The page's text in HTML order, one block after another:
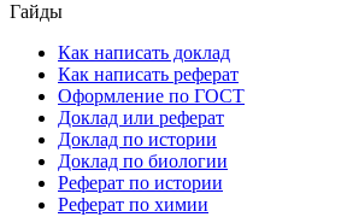
Гайды
Как написать доклад
Как написать реферат
Оформление по ГОСТ
Доклад или реферат
Доклад по истории
Доклад по биологии
Реферат по истории
Реферат по химии